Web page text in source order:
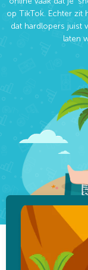
op TikTok. Echter zit
dat hardlopers juist
laten